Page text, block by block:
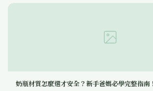
奶瓶材質怎麼選才安全？新手爸媽必學完整指南！